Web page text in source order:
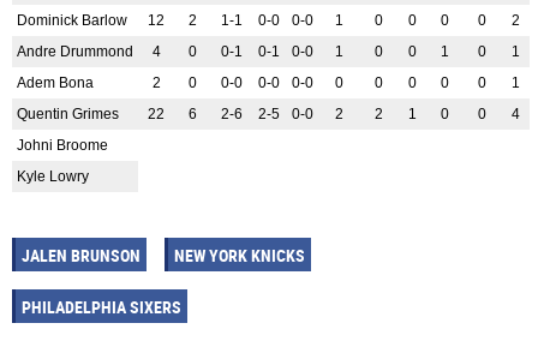
Dominick Barlow
12 2 1-1 0-0 0-0 1 0 0 0 0
2
Andre Drummond
4 0 0-1 0-1 0-0 1 0 0 1 0
1
Adem Bona
2 0 0-0 0-0 0-0 0 0 0 0 0
1
Quentin Grimes
22 6 2-6 2-5 0-0 2 2 1 0 0
4
Johni Broome
Kyle Lowry
JALEN BRUNSON NEW YORK KNICKS
PHILADELPHIA SIXERS